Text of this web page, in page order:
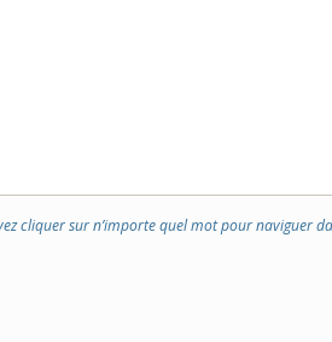
cliquer sur n’importe quel mot pour naviguer